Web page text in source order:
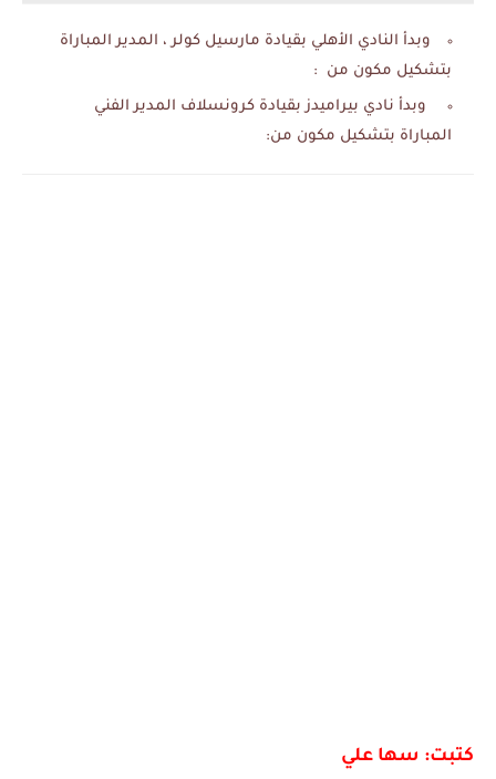
وبدأ النادي الأهلي بقيادة مارسيل كولر ، المدير المباراة
بتشكيل مكون من :
وبدأ نادي بيراميدز بقيادة كرونسلاف المدير الفني
المباراة بتشكيل مكون من:
كتبت: سها علي